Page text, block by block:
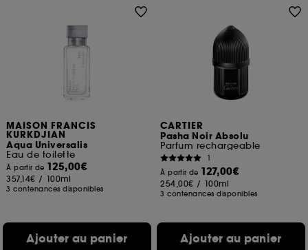
MAISON FRANCIS
KURKDJIAN
Aqua Universalis
Eau de toilette
À partir de 125,00€
357,14€ / 100ml
3 contenances disponibles
Ajouter au panier
CARTIER
Pasha Noir Absolu
Parfum rechargeable
1
À partir de 127,00€
254,00€ / 100ml
3 contenances disponibles
Ajouter au panier